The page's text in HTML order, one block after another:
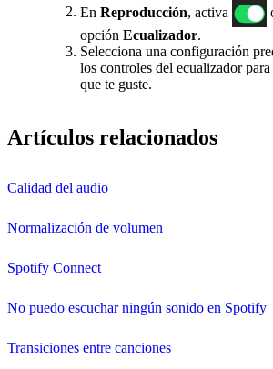
En Reproducción , activa
opción Ecualizador.
Selecciona una configuración
los controles del ecualizador
que te guste.
Artículos relacionados
Calidad del audio
Normalización de volumen
Spotify Connect
No puedo escuchar ningún sonido en Spotify
Transiciones entre canciones